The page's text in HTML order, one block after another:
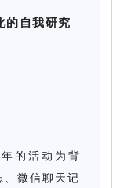
的自我研究
的活动为背
微信聊天记